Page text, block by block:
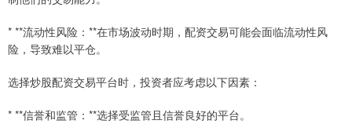
* **流动性风险：**在市场波动时期，配资交易可能会面临流动性风
险，导致难以平仓。
选择炒股配资交易平台时，投资者应考虑以下因素：
* **信誉和监管：**选择受监管且信誉良好的平台。